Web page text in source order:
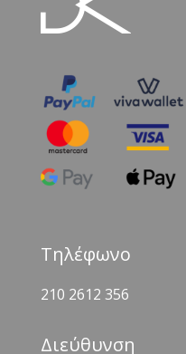
Τηλέφωνο
210 2612 356
Διεύθυνση